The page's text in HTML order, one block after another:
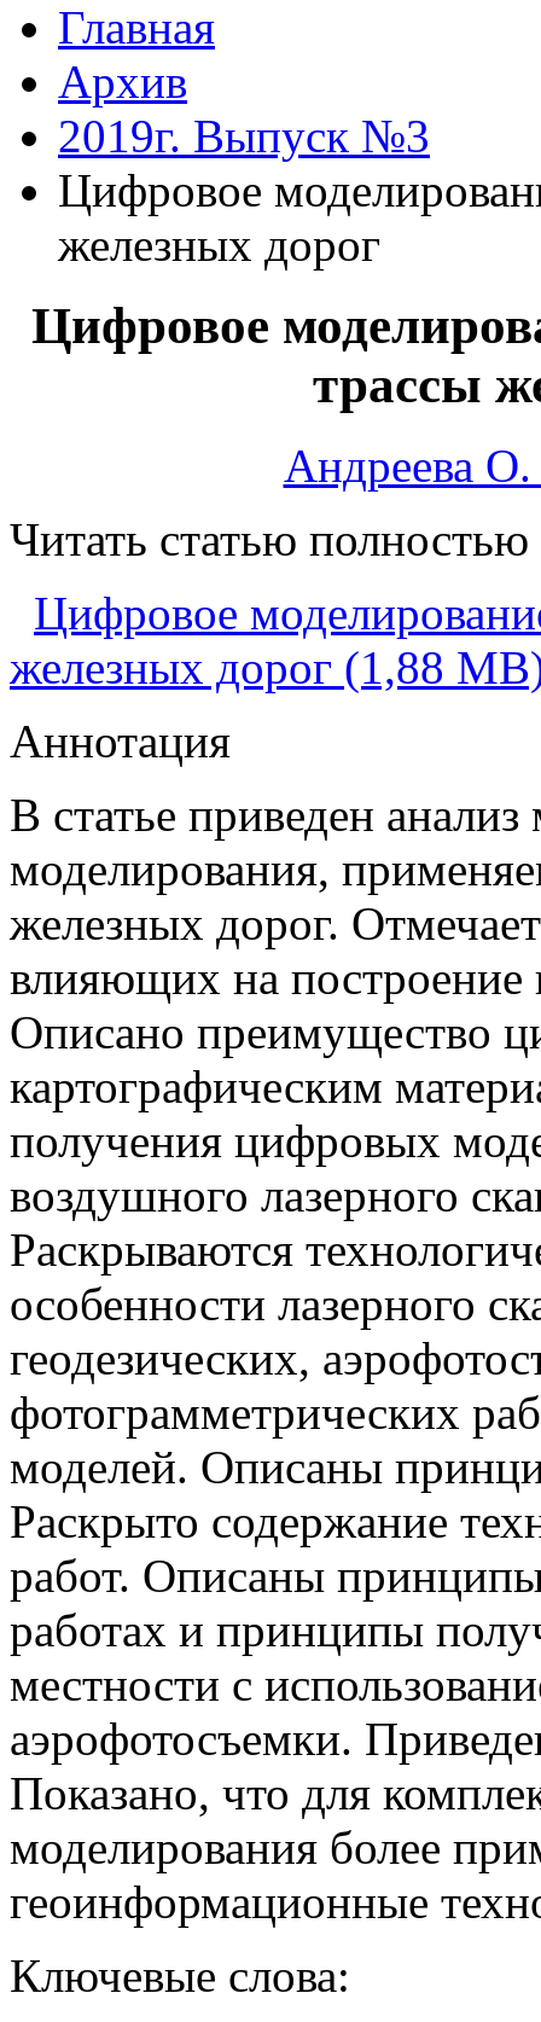
Главная
Архив
2019г. Выпуск №3
Цифровое
железных дорог
Цифровое
трассы
Андреева
Читать статью полностью
Цифровое
железных дорог (1,88
Аннотация
В статье приведен
моделирования,
железных дорог.
влияющих на
Описано преимущество
картографическим
получения цифровых
воздушного лазерного
Раскрываются
особенности лазерного
геодезических,
фотограмметрических
моделей. Описаны
Раскрыто содержание
работ. Описаны
работах и принципы
местности с
аэрофотосъемки.
Показано, что для
моделирования более
геоинформационные
Ключевые слова: